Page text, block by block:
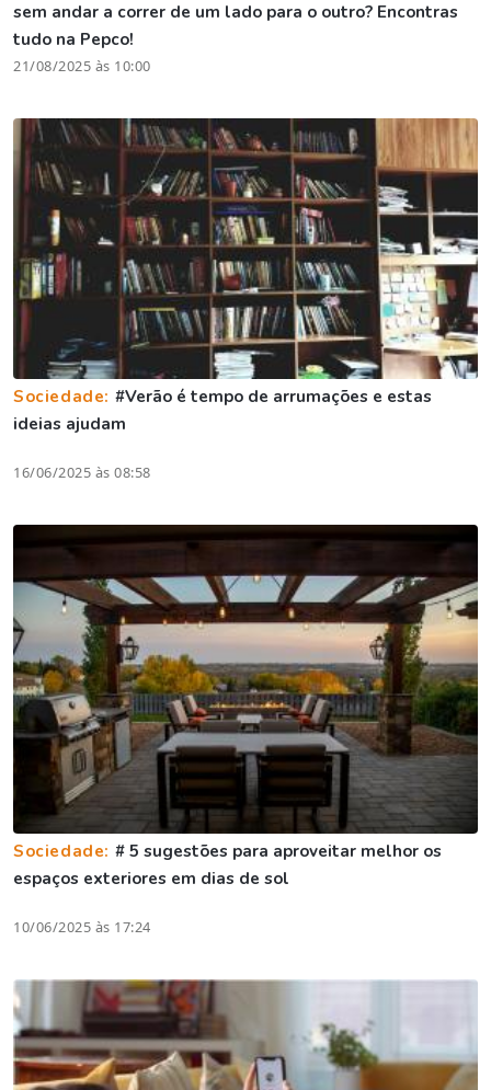
sem andar a correr de um lado para o outro? Encontras
tudo na Pepco!
21/08/2025 às 10:00
Sociedade: #Verão é tempo de arrumações e estas
ideias ajudam
16/06/2025 às 08:58
Sociedade: # 5 sugestões para aproveitar melhor os
espaços exteriores em dias de sol
10/06/2025 às 17:24